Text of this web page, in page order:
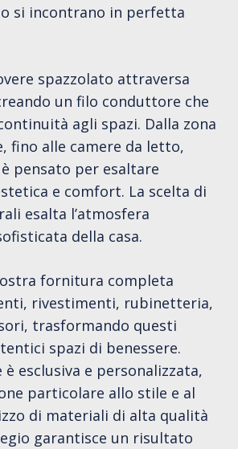
si incontrano in perfetta
spazzolato attraversa
un filo conduttore che
agli spazi. Dalla zona
fino alle camere da letto,
pensato per esaltare
e comfort. La scelta di
esalta l’atmosfera
della casa.
fornitura completa
rivestimenti, rubinetteria,
trasformando questi
spazi di benessere.
è esclusiva e personalizzata,
particolare allo stile e al
di materiali di alta qualità
garantisce un risultato